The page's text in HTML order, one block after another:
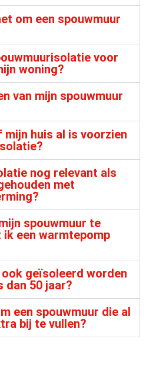
om een spouwmuur
voor
woning?
van mijn spouwmuur
huis al is voorzien
nog relevant als
met
spouwmuur te
een warmtepomp
ook geïsoleerd worden
dan 50 jaar?
een spouwmuur die al
bij te vullen?